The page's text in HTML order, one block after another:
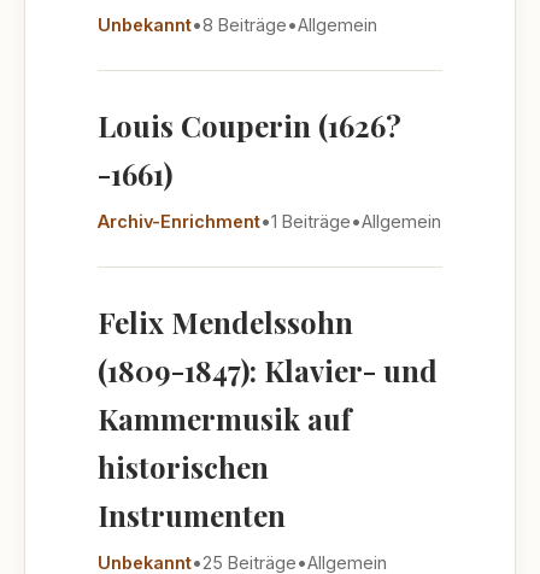
Unbekannt•8 Beiträge•Allgemein
Louis Couperin (1626?
-1661)
Archiv-Enrichment•1 Beiträge•Allgemein
Felix Mendelssohn
(1809-1847): Klavier- und
Kammermusik auf
historischen
Instrumenten
Unbekannt•25 Beiträge•Allgemein